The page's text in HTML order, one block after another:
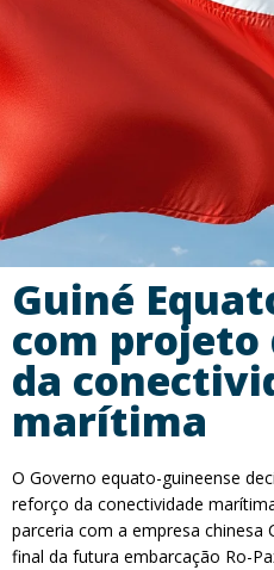
Guiné
com projeto
da
marítima
O Governo equato-guineense
reforço da conectividade
parceria com a empresa chinesa
final da futura embarcação Ro-